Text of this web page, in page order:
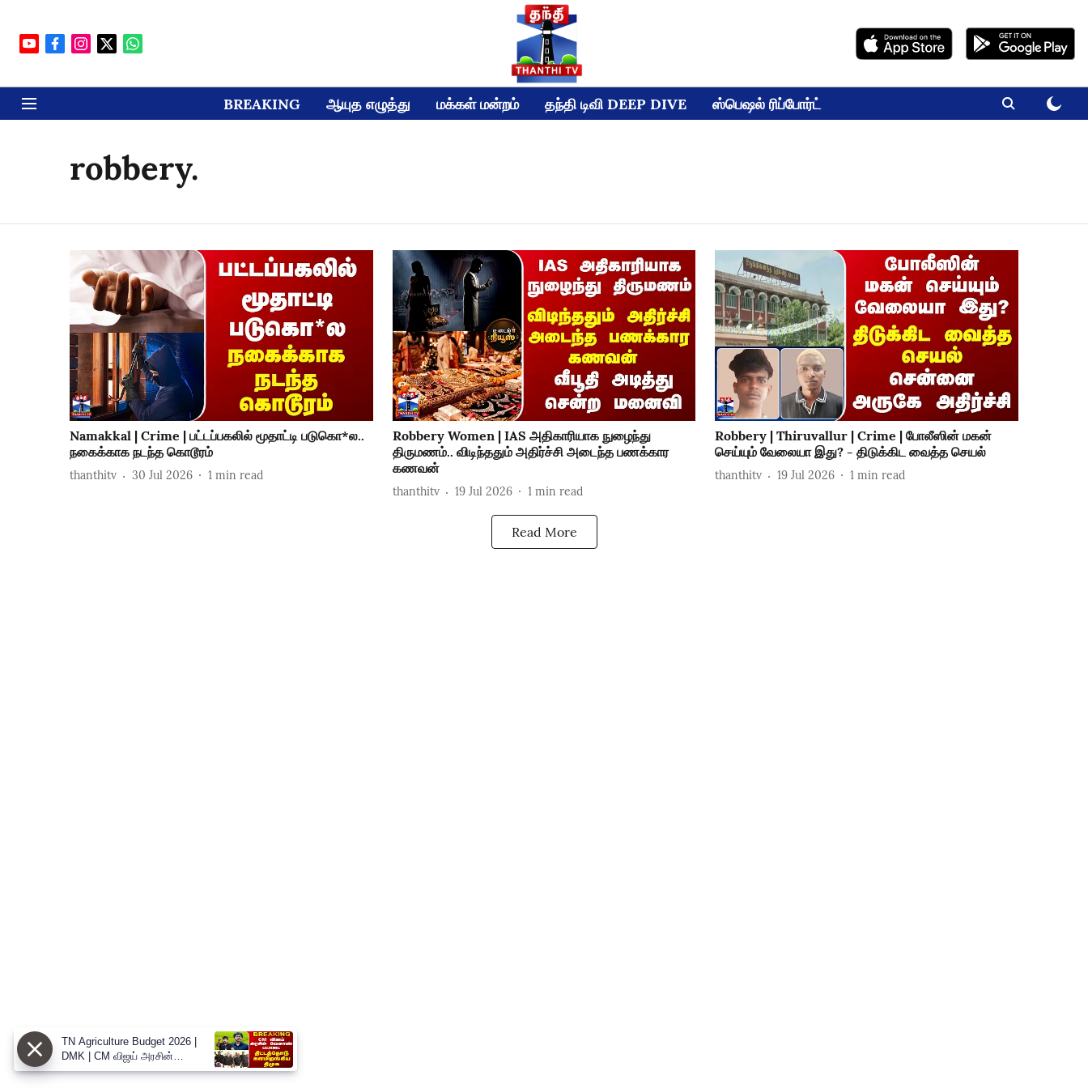
BREAKING ஆயுத எழுத்து மக்கள் மன்றம் தந்தி டிவி DEEP DIVE ஸ்பெஷல் ரிப்போர்ட்
robbery.
Namakkal | Crime | பட்டப்பகலில் மூதாட்டி படுகொ*ல..
நகைக்காக நடந்த கொடூரம்
thanthitv 30 Jul 2026 1 min read
Robbery Women | IAS அதிகாரியாக நுழைந்து
திருமணம்.. விடிந்ததும் அதிர்ச்சி அடைந்த பணக்கார
கணவன்
thanthitv 19 Jul 2026 1 min read
Robbery | Thiruvallur | Crime | போலீஸின் மகன்
செய்யும் வேலையா இது? - திடுக்கிட வைத்த செயல்
thanthitv 19 Jul 2026 1 min read
Read More
TN Agriculture Budget 2026 |
DMK | CM விஜய் அரசின்
வேளாண் பட்ஜெட் - திட்டத்தோடு